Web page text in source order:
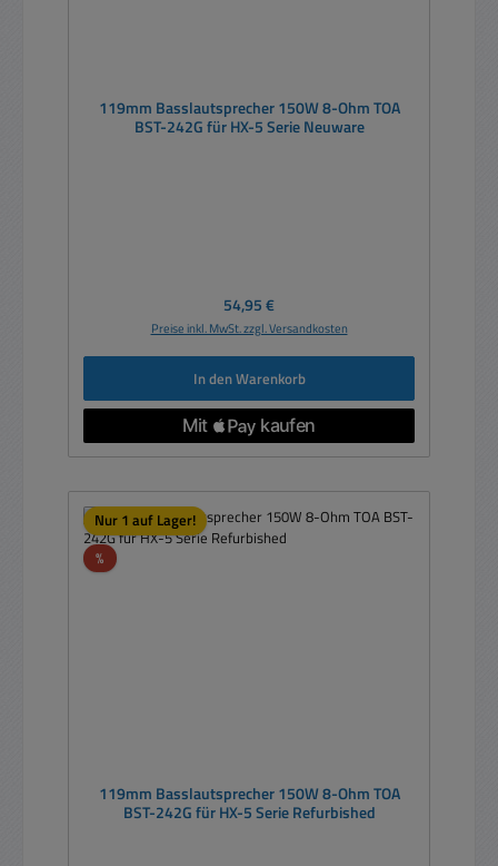
119mm Basslautsprecher 150W 8-Ohm TOA
BST-242G für HX-5 Serie Neuware
Regulärer Preis:
54,95 €
Preise inkl. MwSt. zzgl. Versandkosten
In den Warenkorb
Nur 1 auf Lager!
%Rabatt
119mm Basslautsprecher 150W 8-Ohm TOA
BST-242G für HX-5 Serie Refurbished